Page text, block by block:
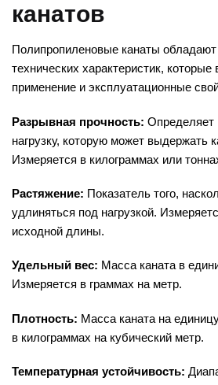
канатов
Полипропиленовые канаты
технических характеристик, которые
применение и эксплуатационные
Разрывная прочность: Определяет
нагрузку, которую может выдержать
Измеряется в килограммах или
Растяжение: Показатель того,
удлиняться под нагрузкой.
исходной длины.
Удельный вес: Масса каната в
Измеряется в граммах на метр.
Плотность: Масса каната на
в килограммах на кубический метр.
Температурная устойчивость: